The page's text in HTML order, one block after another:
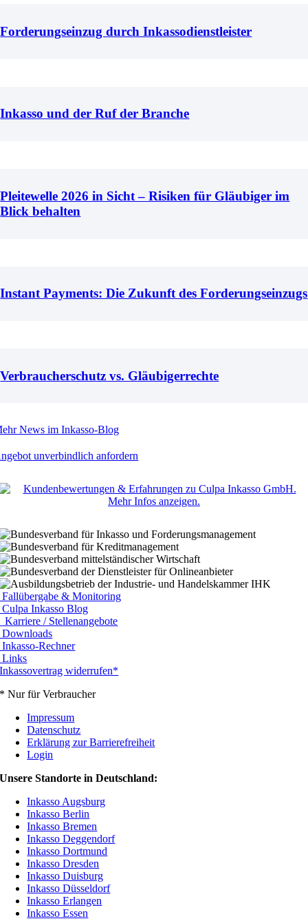
Forderungseinzug durch Inkassodienstleister
Inkasso und der Ruf der Branche
Pleitewelle 2026 in Sicht – Risiken für Gläubiger im
Blick behalten
Instant Payments: Die Zukunft des Forderungseinzugs
Verbraucherschutz vs. Gläubigerrechte
News im Inkasso-Blog
unverbindlich anfordern
Fallübergabe & Monitoring
Culpa Inkasso Blog
Karriere / Stellenangebote
Downloads
Inkasso-Rechner
Links
Inkassovertrag widerrufen*
* Nur für Verbraucher
Impressum
Datenschutz
Erklärung zur Barrierefreiheit
Login
Unsere Standorte in Deutschland:
Inkasso Augsburg
Inkasso Berlin
Inkasso Bremen
Inkasso Deggendorf
Inkasso Dortmund
Inkasso Dresden
Inkasso Duisburg
Inkasso Düsseldorf
Inkasso Erlangen
Inkasso Essen